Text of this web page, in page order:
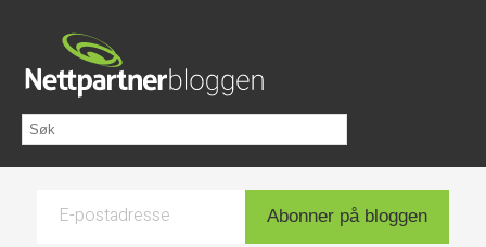
E-postadresse Abonner på bloggen